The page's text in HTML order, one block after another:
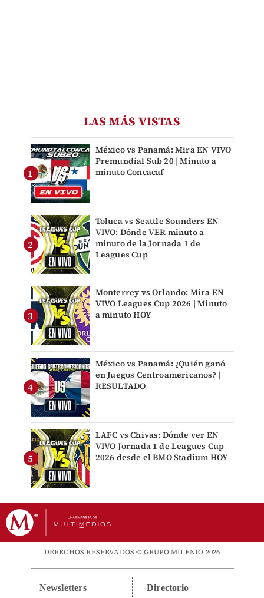
LAS MÁS VISTAS
México vs Panamá: Mira EN VIVO
Premundial Sub 20 | Minuto a
minuto Concacaf
Toluca vs Seattle Sounders EN
VIVO: Dónde VER minuto a
minuto de la Jornada 1 de
Leagues Cup
Monterrey vs Orlando: Mira EN
VIVO Leagues Cup 2026 | Minuto
a minuto HOY
México vs Panamá: ¿Quién ganó
en Juegos Centroamericanos? |
RESULTADO
LAFC vs Chivas: Dónde ver EN
VIVO Jornada 1 de Leagues Cup
2026 desde el BMO Stadium HOY
DERECHOS RESERVADOS © GRUPO MILENIO 2026
Newsletters Directorio